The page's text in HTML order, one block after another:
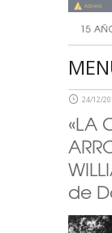
24/12/
«LA
de